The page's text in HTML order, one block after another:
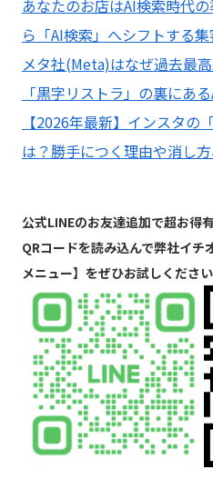
あなたのお店はAI検索時代
ら「AI検索」へシフトする
メタ社(Meta)はなぜ過去最
「黒字リストラ」の裏にあ
【2026年最新】インスタの
は？勝手につく理由や消し
公式LINEのお友達追加で超お得
QRコードを読み込んで弊社イチ
メニュー】をぜひお試しください